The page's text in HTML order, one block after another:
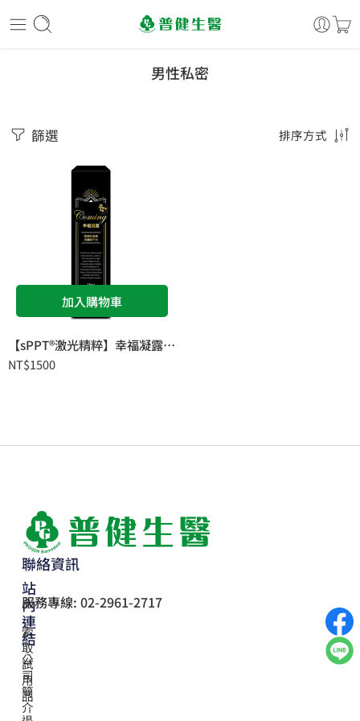
男性私密
篩選 排序方式
加入購物車
【sPPT®激光精粹】幸福凝露 SPPT獨家技術
NT$1500
站
內
連
結
公
司
簡
介
索
取
試
用
品
聯絡資訊
服務專線: 02-2961-2717